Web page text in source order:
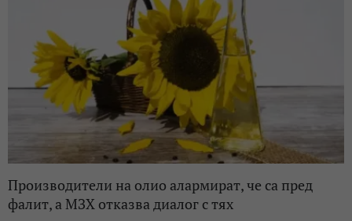
Производители на олио алармират, че са пред
фалит, а МЗХ отказва диалог с тях